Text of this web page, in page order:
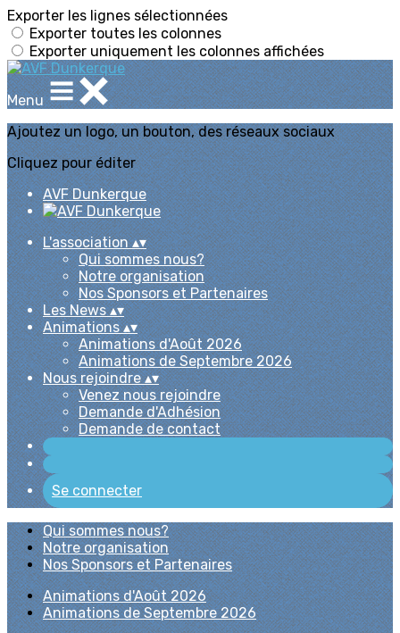
Exporter les lignes sélectionnées
Exporter toutes les colonnes
Exporter uniquement les colonnes affichées
Menu
Ajoutez un logo, un bouton, des réseaux sociaux
Cliquez pour éditer
AVF Dunkerque
L'association▴▾
Qui sommes nous?
Notre organisation
Nos Sponsors et Partenaires
Les News▴▾
Animations▴▾
Animations d'Août 2026
Animations de Septembre 2026
Nous rejoindre▴▾
Venez nous rejoindre
Demande d'Adhésion
Demande de contact
Se connecter
Qui sommes nous?
Notre organisation
Nos Sponsors et Partenaires
Animations d'Août 2026
Animations de Septembre 2026